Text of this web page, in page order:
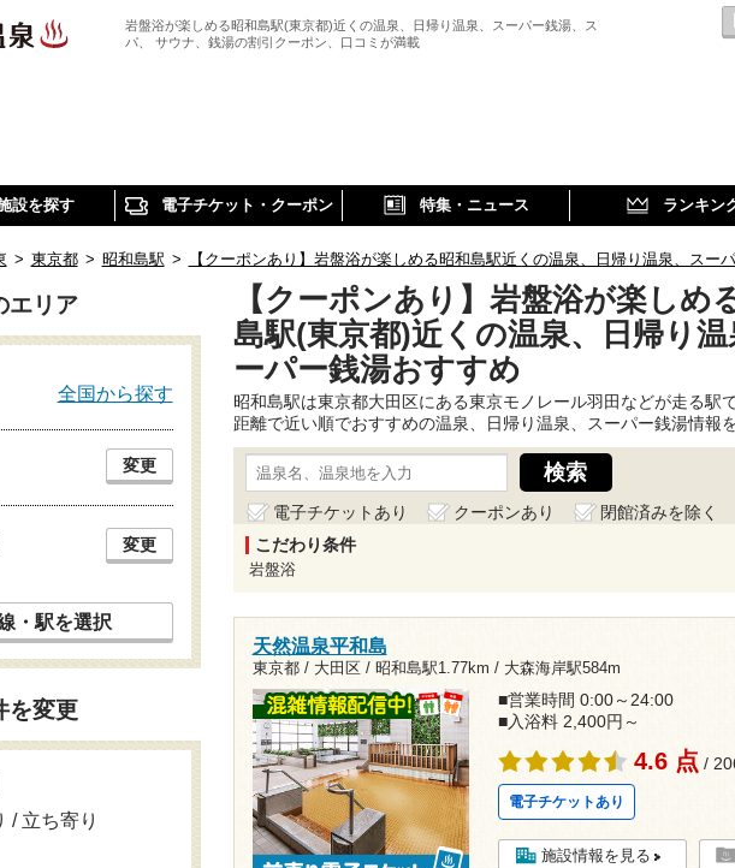
岩盤浴が楽しめる昭和島駅(東京都)近くの温泉、日帰り温泉、スーパー銭湯、ス
パ、 サウナ、銭湯の割引クーポン、口コミが満載
設を探す 電子チケット・クーポン 特集・ニュース ランキン
> 東京都 > 昭和島駅 > 【クーポンあり】岩盤浴が楽しめる昭和島駅近くの温泉、日帰り温泉、スー
【クーポンあり】岩盤浴が楽しめ
島駅(東京都)近くの温泉、日帰り温
ーパー銭湯おすすめ
昭和島駅は東京都大田区にある東京モノレール羽田などが走る駅
距離で近い順でおすすめの温泉、日帰り温泉、スーパー銭湯情報
電子チケットあり クーポンあり
閉館済みを除く
こだわり条件
岩盤浴
天然温泉平和島
東京都 / 大田区 / 昭和島駅1.77km / 大森海岸駅584m
■営業時間 0:00～24:00
■入浴料 2,400円～
4.6 点 /
電子チケットあり
施設情報を見る
エリア
全国から探す
変更
変更
・駅を選択
を変更
/ 立ち寄り